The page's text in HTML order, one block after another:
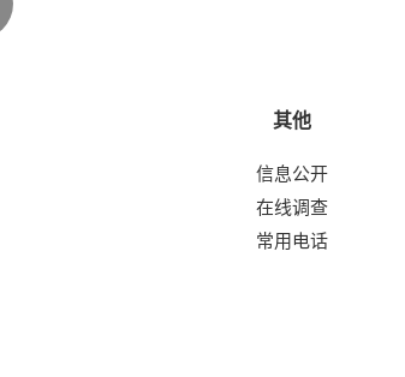
其他
信息公开
在线调查
常用电话